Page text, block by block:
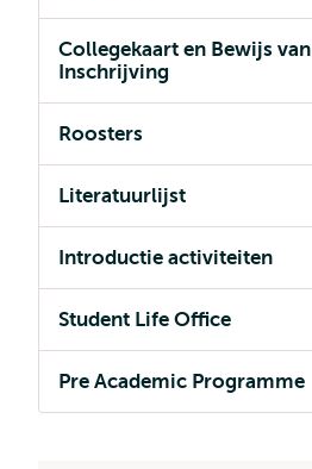
Collegekaart en Bewijs van
Inschrijving
Roosters
Literatuurlijst
Introductie activiteiten
Student Life Office
Pre Academic Programme